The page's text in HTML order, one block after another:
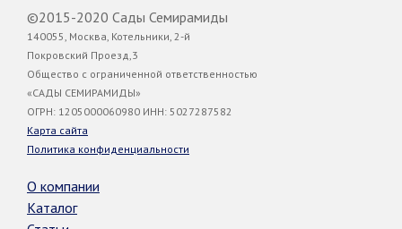
©2015-2020 Сады Семирамиды
140055, Москва, Котельники, 2-й
Покровский Проезд,3
Общество с ограниченной ответственностью
«САДЫ СЕМИРАМИДЫ»
ОГРН: 1205000060980 ИНН: 5027287582
Карта сайта
Политика конфиденциальности
О компании
Каталог